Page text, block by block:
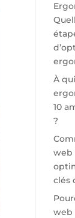
À
10
?
web
clés
web